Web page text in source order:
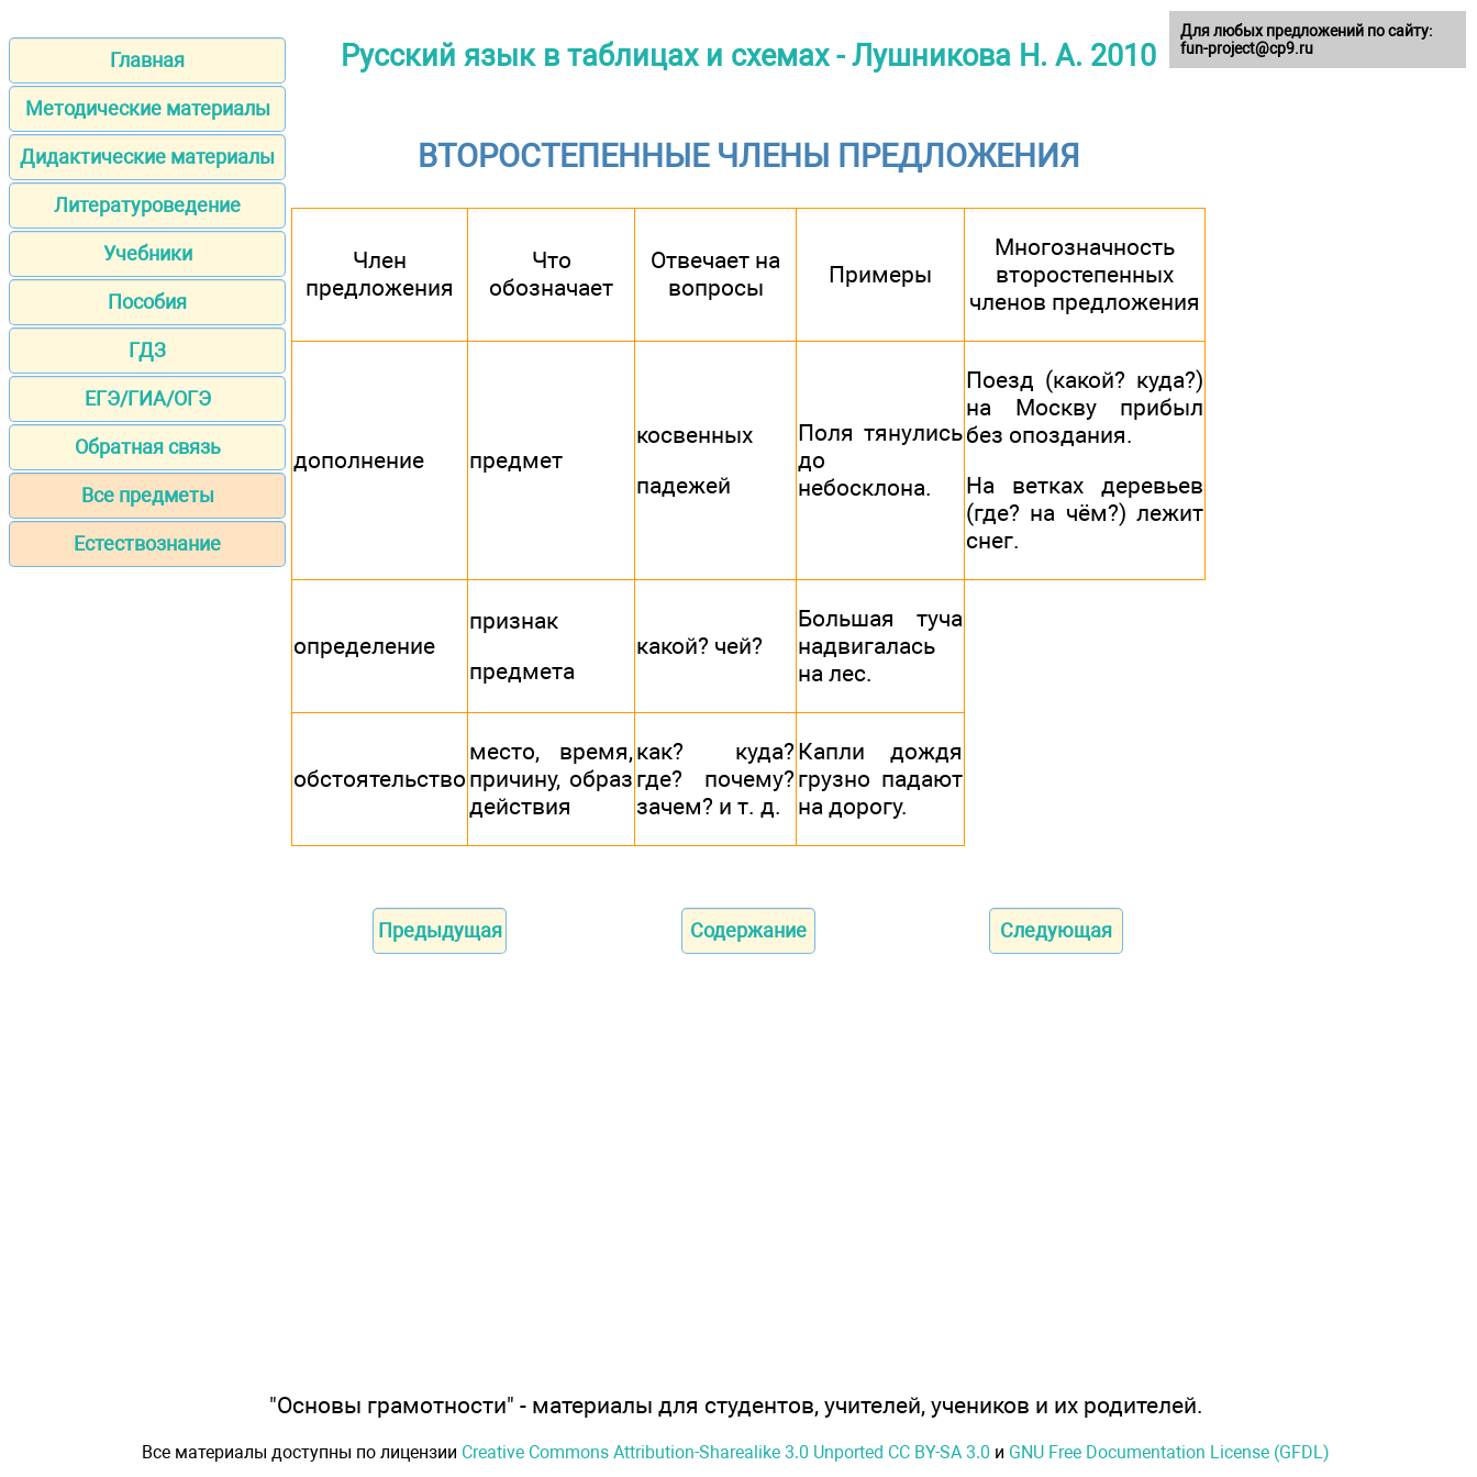
Главная
Методические материалы
Дидактические материалы
Литературоведение
Учебники
Пособия
ГДЗ
ЕГЭ/ГИА/ОГЭ
Обратная связь
Все предметы
Естествознание
Русский язык в таблицах и схемах - Лушникова Н. А. 2010
ВТОРОСТЕПЕННЫЕ ЧЛЕНЫ ПРЕДЛОЖЕНИЯ
Член
предложения
Что
обозначает
Отвечает на
вопросы
Примеры
Многозначность
второстепенных
членов предложения
дополнение предмет
косвенных
падежей
Поля тянулись
до
небосклона.
Поезд (какой? куда?)
на Москву прибыл
без опоздания.
На ветках деревьев
(где? на чём?) лежит
снег.
определение
признак
предмета
какой? чей?
Большая туча
надвигалась
на лес.
обстоятельство
место, время,
причину, образ
действия
как? куда?
где? почему?
зачем? и т. д.
Капли дождя
грузно падают
на дорогу.
Предыдущая Содержание Следующая
"Основы грамотности" - материалы для студентов, учителей, учеников и их родителей.
Все материалы доступны по лицензии Creative Commons Attribution-Sharealike 3.0 Unported CC BY-SA 3.0 и GNU Free Documentation License (GFDL)
Для любых предложений по сайту:
fun-project@cp9.ru